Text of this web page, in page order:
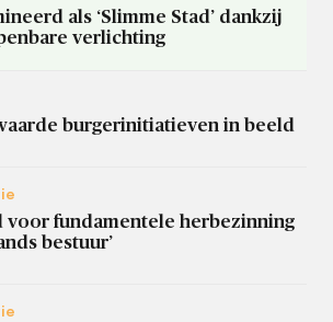
als ‘Slimme Stad’ dankzij
verlichting
burgerinitiatieven in beeld
voor fundamentele herbezinning
bestuur’